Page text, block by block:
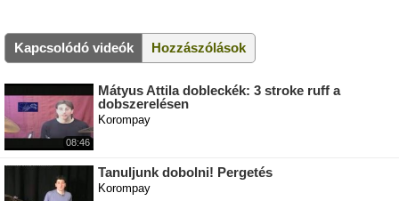
Kapcsolódó videók Hozzászólások
08:46
Mátyus Attila dobleckék: 3 stroke ruff a
dobszerelésen
Korompay
Tanuljunk dobolni! Pergetés
Korompay